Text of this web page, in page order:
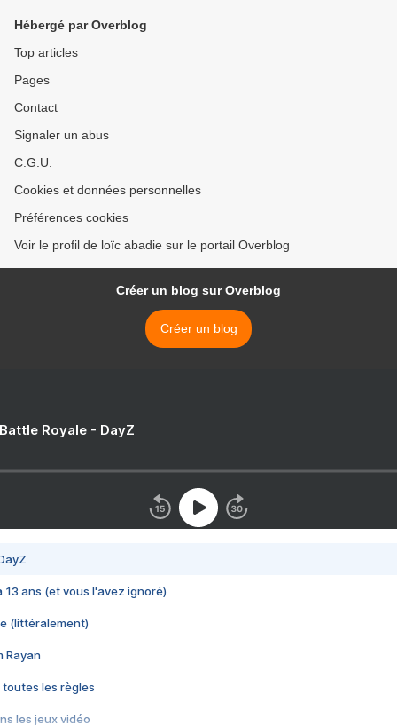
Hébergé par Overblog
Top articles
Pages
Contact
Signaler un abus
C.G.U.
Cookies et données personnelles
Préférences cookies
Voir le profil de loïc abadie sur le portail Overblog
Créer un blog sur Overblog
Créer un blog
Royale - DayZ
13 ans (et vous l'avez ignoré)
(littéralement)
Rayan
toutes les règles
les jeux vidéo